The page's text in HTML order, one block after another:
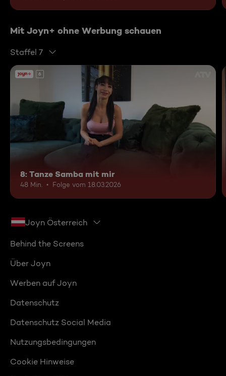
Mit Joyn+ ohne Werbung schauen
Staffel 7
6
8: Tanze Samba mit mir
48 Min. Folge vom 18.03.2026
Joyn Österreich
Behind the Screens
Über Joyn
Werben auf Joyn
Datenschutz
Datenschutz Social Media
Nutzungsbedingungen
Cookie Hinweise